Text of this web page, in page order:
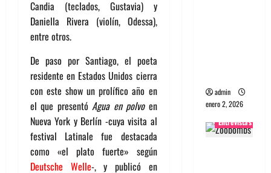
Candia (teclados, Gustavia) y
Daniella Rivera (violín, Odessa),
entre otros.
De paso por Santiago, el poeta
residente en Estados Unidos cierra
con este show un prolífico año en
el que presentó Agua en polvoen
Nueva York y Berlín -cuya visita al
festival Latinale fue destacada
como «el plato fuerte» según
Deutsche Welle-, y publicó en
admin
enero 2, 2026
Entrevistas